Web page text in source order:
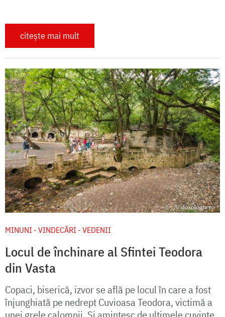
citește mai mult
MINUNI - VINDECĂRI - VEDENII
Locul de închinare al Sfintei Teodora
din Vasta
Copaci, biserică, izvor se află pe locul în care a fost
înjunghiată pe nedrept Cuvioasa Teodora, victimă a